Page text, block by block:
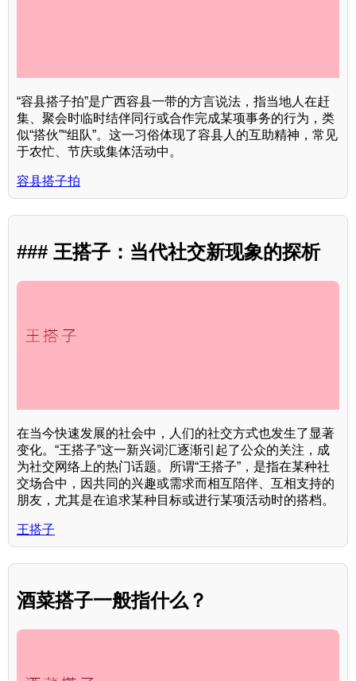
“容县搭子拍”是广西容县一带的方言说法，指当地人在赶
集、聚会时临时结伴同行或合作完成某项事务的行为，类
似“搭伙”“组队”。这一习俗体现了容县人的互助精神，常见
于农忙、节庆或集体活动中。
容县搭子拍
### 王搭子：当代社交新现象的探析
在当今快速发展的社会中，人们的社交方式也发生了显著
变化。“王搭子”这一新兴词汇逐渐引起了公众的关注，成
为社交网络上的热门话题。所谓“王搭子”，是指在某种社
交场合中，因共同的兴趣或需求而相互陪伴、互相支持的
朋友，尤其是在追求某种目标或进行某项活动时的搭档。
王搭子
酒菜搭子一般指什么？